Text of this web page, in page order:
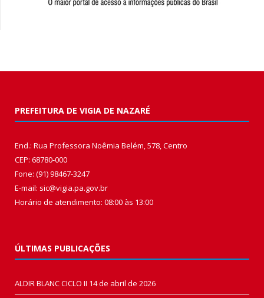
PREFEITURA DE VIGIA DE NAZARÉ
End.: Rua Professora Noêmia Belém, 578, Centro
CEP: 68780-000
Fone: (91) 98467-3247
E-mail: sic@vigia.pa.gov.br
Horário de atendimento: 08:00 às 13:00
ÚLTIMAS PUBLICAÇÕES
ALDIR BLANC CICLO II 14 de abril de 2026